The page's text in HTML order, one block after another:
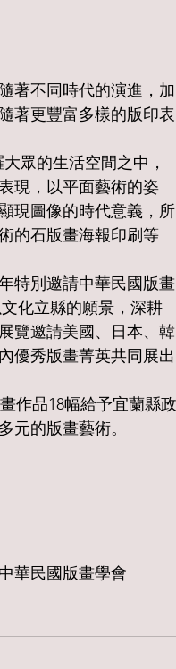
著不同時代的演進，加
著更豐富多樣的版印表
現，以平面藝術的姿
現圖像的時代意義，所
的石版畫海報印刷等
特別邀請中華民國版畫
化立縣的願景，深耕
覽邀請美國、日本、韓
優秀版畫菁英共同展出
元的版畫藝術。
華民國版畫學會